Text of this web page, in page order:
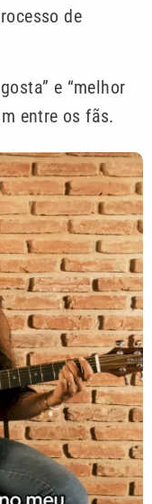
de
e “melhor
entre os fãs.